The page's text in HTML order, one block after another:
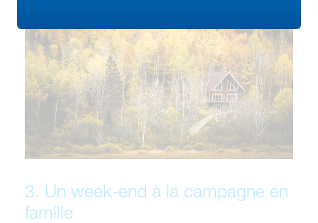
3. Un week-end à la campagne en
famille